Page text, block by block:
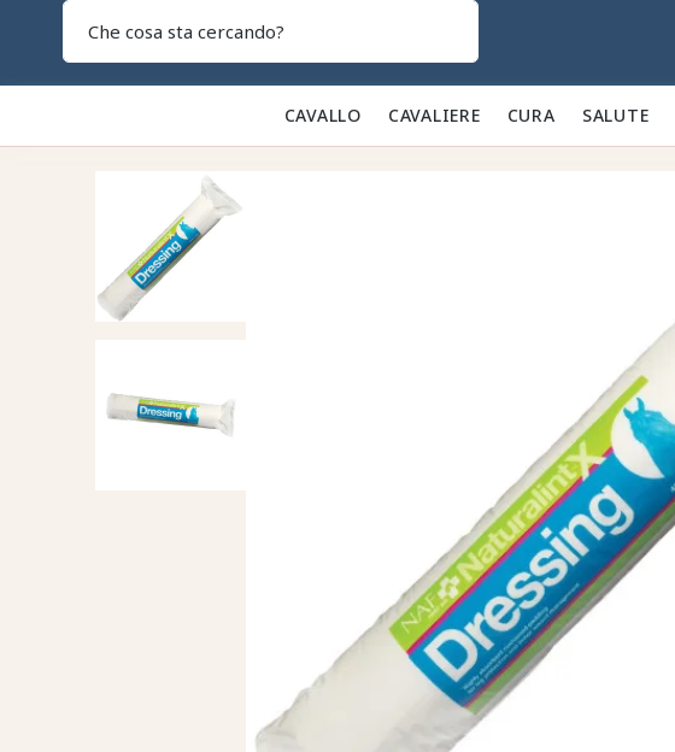
CAVALLO 🐎 CAVALIERE 👕 CURA 🪮 SALUTE ✨